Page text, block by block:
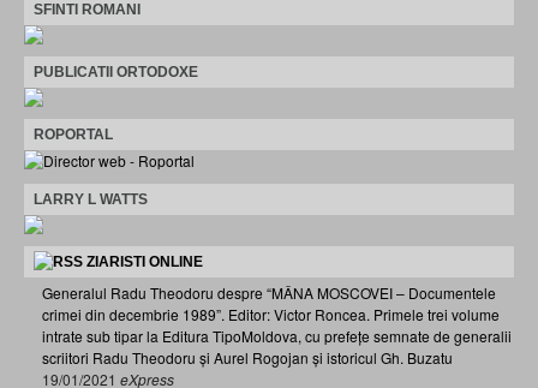
SFINTI ROMANI
PUBLICATII ORTODOXE
ROPORTAL
LARRY L WATTS
ZIARISTI ONLINE
Generalul Radu Theodoru despre “MÂNA MOSCOVEI – Documentele
crimei din decembrie 1989”. Editor: Victor Roncea. Primele trei volume
intrate sub tipar la Editura TipoMoldova, cu prefețe semnate de generalii
scriitori Radu Theodoru și Aurel Rogojan și istoricul Gh. Buzatu
19/01/2021 eXpress